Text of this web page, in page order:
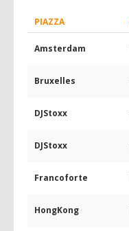
PIAZZA
Amsterdam
Bruxelles
DJStoxx
DJStoxx
Francoforte
HongKong